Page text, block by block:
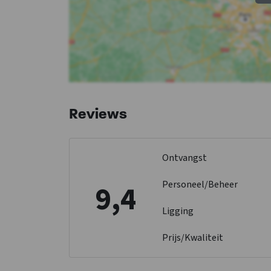
Reviews
9,4
Ontvangst
Personeel/Beheer
Ligging
Prijs/Kwaliteit